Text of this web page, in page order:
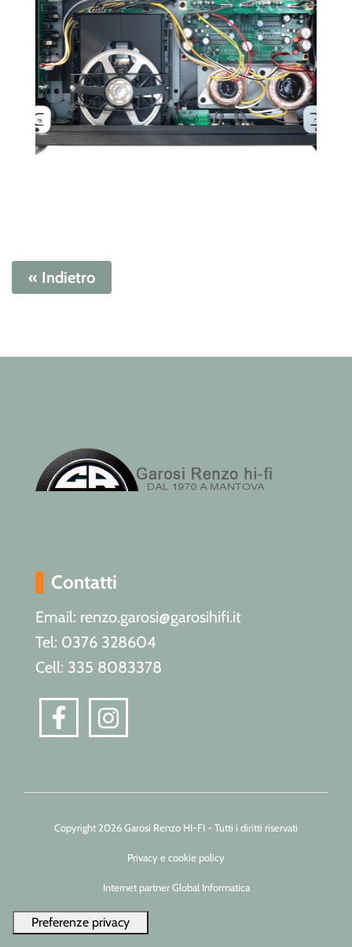
« Indietro
Contatti
Email: renzo.garosi@garosihifi.it
Tel: 0376 328604
Cell: 335 8083378
Copyright 2026 Garosi Renzo HI-FI - Tutti i diritti riservati
Privacy e cookie policy
Internet partner Global Informatica